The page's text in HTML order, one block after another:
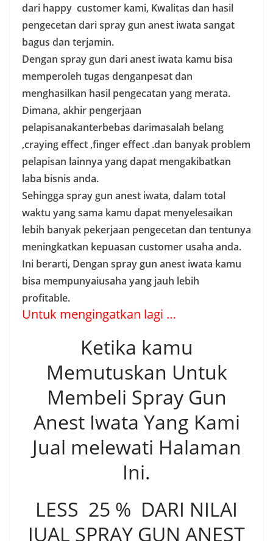
dari happy customer kami, Kwalitas dan hasil
pengecetan dari spray gun anest iwata sangat
bagus dan terjamin.
Dengan spray gun dari anest iwata kamu bisa
memperoleh tugas denganpesat dan
menghasilkan hasil pengecatan yang merata.
Dimana, akhir pengerjaan
pelapisanakanterbebas darimasalah belang
,craying effect ,finger effect .dan banyak problem
pelapisan lainnya yang dapat mengakibatkan
laba bisnis anda.
Sehingga spray gun anest iwata, dalam total
waktu yang sama kamu dapat menyelesaikan
lebih banyak pekerjaan pengecetan dan tentunya
meningkatkan kepuasan customer usaha anda.
Ini berarti, Dengan spray gun anest iwata kamu
bisa mempunyaiusaha yang jauh lebih
profitable.
Untuk mengingatkan lagi …
Ketika kamu
Memutuskan Untuk
Membeli Spray Gun
Anest Iwata Yang Kami
Jual melewati Halaman
Ini.
LESS 25 % DARI NILAI
JUAL SPRAY GUN ANEST